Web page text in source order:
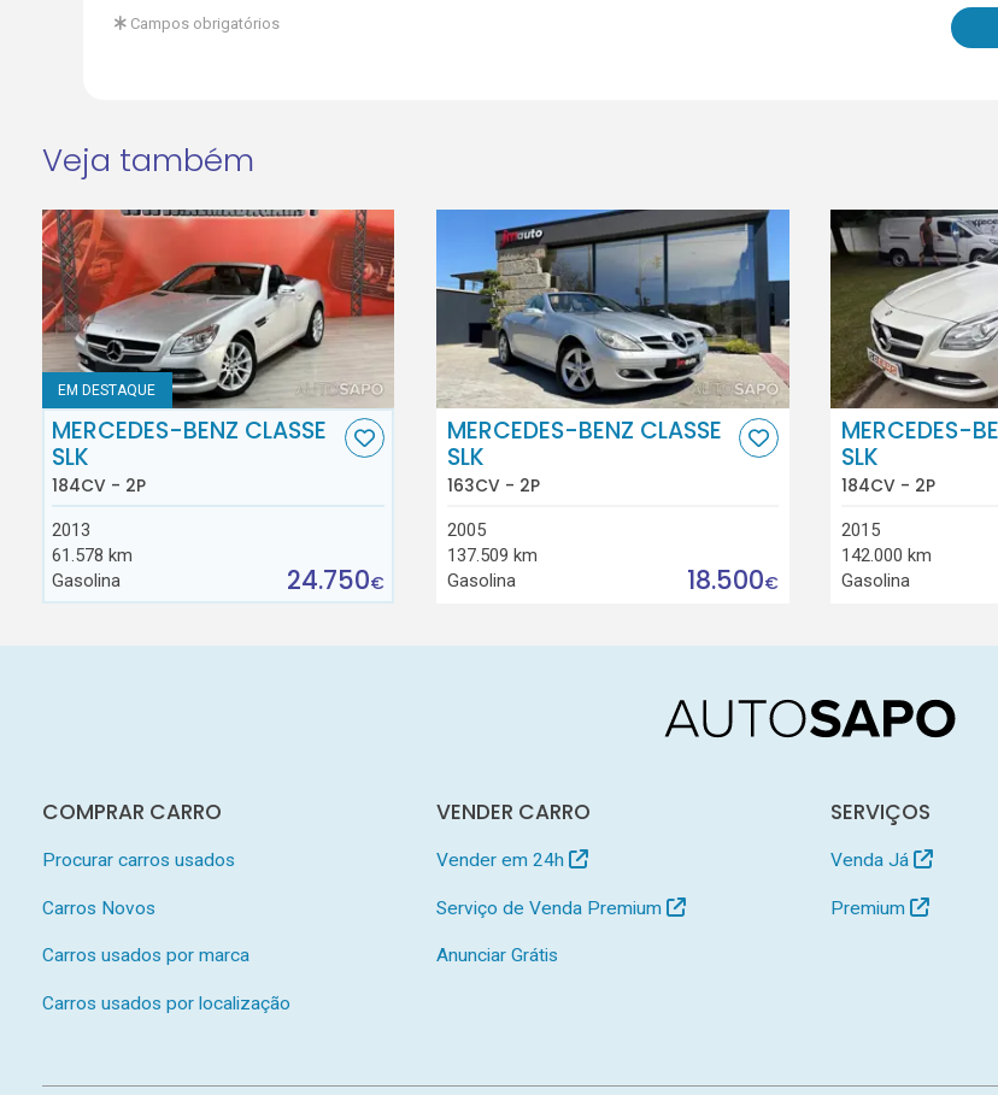
Campos obrigatórios
Veja também
EM DESTAQUE
MERCEDES-BENZ CLASSE
SLK
184CV - 2P
2013
61.578 km
Gasolina
24.750€
MERCEDES-BENZ CLASSE
SLK
163CV - 2P
2005
137.509 km
Gasolina
18.500€
MERCEDES-
SLK
184CV - 2P
2015
142.000 km
Gasolina
COMPRAR CARRO
Procurar carros usados
Carros Novos
Carros usados por marca
Carros usados por localização
VENDER CARRO
Vender em 24h
Serviço de Venda Premium
Anunciar Grátis
SERVIÇOS
Venda Já
Premium